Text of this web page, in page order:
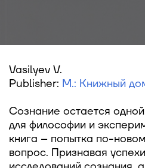
Vasilyev V.
Publisher: М.: Книжный
Сознание остается
для философии и
книга – попытка по-
вопрос. Признавая